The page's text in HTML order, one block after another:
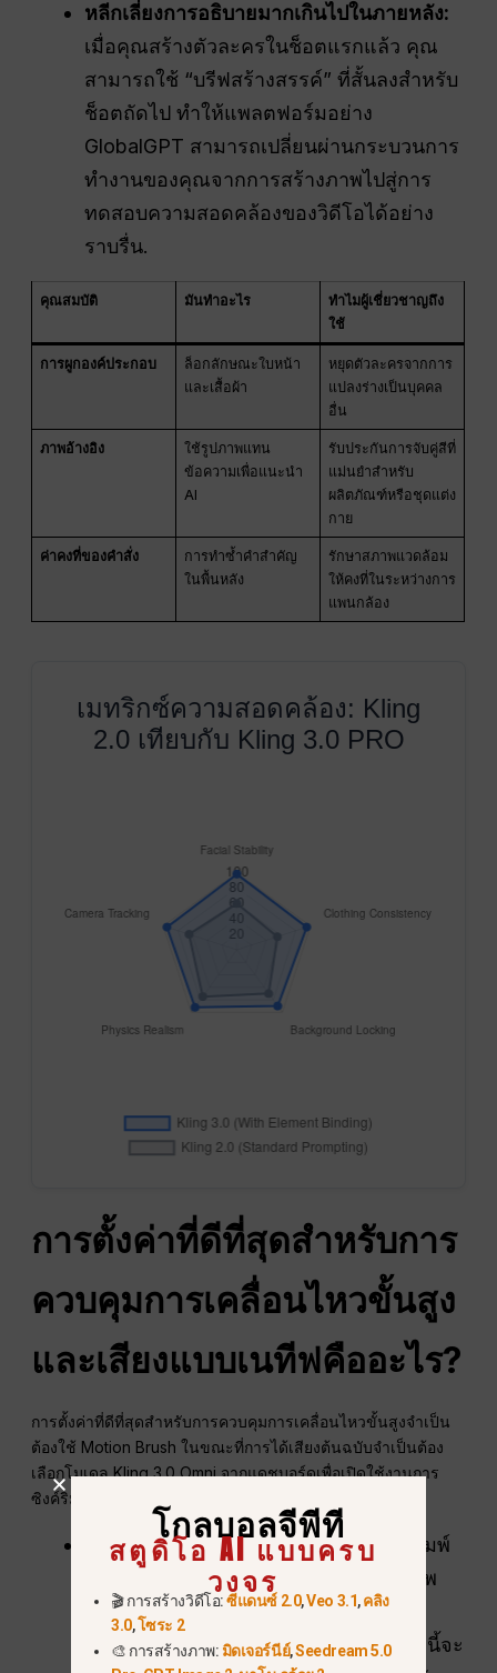
หลีกเลี่ยงการอธิบายมากเกินไปในภายหลัง:
เมื่อคุณสร้างตัวละครในช็อตแรกแล้ว คุณ
สามารถใช้ “บรีฟสร้างสรรค์” ที่สั้นลงสำหรับ
ช็อตถัดไป ทำให้แพลตฟอร์มอย่าง
GlobalGPT สามารถเปลี่ยนผ่านกระบวนการ
ทำงานของคุณจากการสร้างภาพไปสู่การ
ทดสอบความสอดคล้องของวิดีโอได้อย่าง
ราบรื่น.
คุณสมบัติ มันทำอะไร
ทำไมผู้เชี่ยวชาญถึง
ใช้
การผูกองค์ประกอบ
ล็อกลักษณะใบหน้า
และเสื้อผ้า
หยุดตัวละครจากการ
แปลงร่างเป็นบุคคล
อื่น
ภาพอ้างอิง
ใช้รูปภาพแทน
ข้อความเพื่อแนะนำ
AI
รับประกันการจับคู่สีที่
แม่นยำสำหรับ
ผลิตภัณฑ์หรือชุดแต่ง
กาย
ค่าคงที่ของคำสั่ง
การทำซ้ำคำสำคัญ
ในพื้นหลัง
รักษาสภาพแวดล้อม
ให้คงที่ในระหว่างการ
แพนกล้อง
เมทริกซ์ความสอดคล้อง: Kling
2.0 เทียบกับ Kling 3.0 PRO
การตั้งค่าที่ดีที่สุดสำหรับการ
ควบคุมการเคลื่อนไหวขั้นสูง
และเสียงแบบเนทีฟคืออะไร?
การตั้งค่าที่ดีที่สุดสำหรับการควบคุมการเคลื่อนไหวขั้นสูงจำเป็น
ต้องใช้ Motion Brush ในขณะที่การได้เสียงต้นฉบับจำเป็นต้อง
เลือกโมเดล Kling 3.0 Omni จากแดชบอร์ดเพื่อเปิดใช้งานการ
ซิงค์ริมฝีปาก.
วาดด้วยแปรงเคลื่อนไหว:อย่าเพียงแค่พิมพ์
ว่า “รถขับไปข้างหน้า” ให้อัปโหลดรูปภาพ
ของคุณ เลือกเครื่องมือ Motion Brush
ไฮไลต์รถ แล้ววาดลูกศรชี้ไปข้างหน้า วิธีนี้จะ
โกลบอลจีพีที
สตูดิโอ AI แบบครบ
วงจร
🎬 การสร้างวิดีโอ:ซีแดนซ์ 2.0,Veo 3.1,คลิง
3.0,โซระ 2
🎨 การสร้างภาพ: มิดเจอร์นีย์,Seedream 5.0